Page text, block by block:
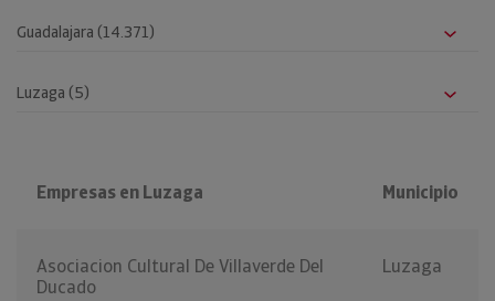
Empresas en Luzaga Municipio
Asociacion Cultural De Villaverde Del
Ducado
Luzaga